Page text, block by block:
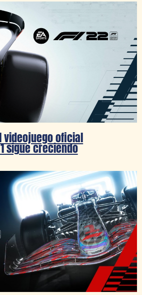
videojuego oficial
sigue creciendo